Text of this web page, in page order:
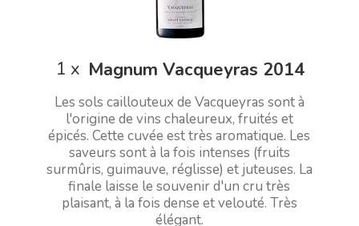
1 x Magnum Vacqueyras 2014
Les sols caillouteux de Vacqueyras sont à
l'origine de vins chaleureux, fruités et
épicés. Cette cuvée est très aromatique. Les
saveurs sont à la fois intenses (fruits
surmûris, guimauve, réglisse) et juteuses. La
finale laisse le souvenir d'un cru très
plaisant, à la fois dense et velouté. Très
élégant.